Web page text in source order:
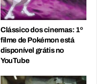
Clássico dos cinemas: 1º
filme de Pokémon está
disponível grátis no
YouTube